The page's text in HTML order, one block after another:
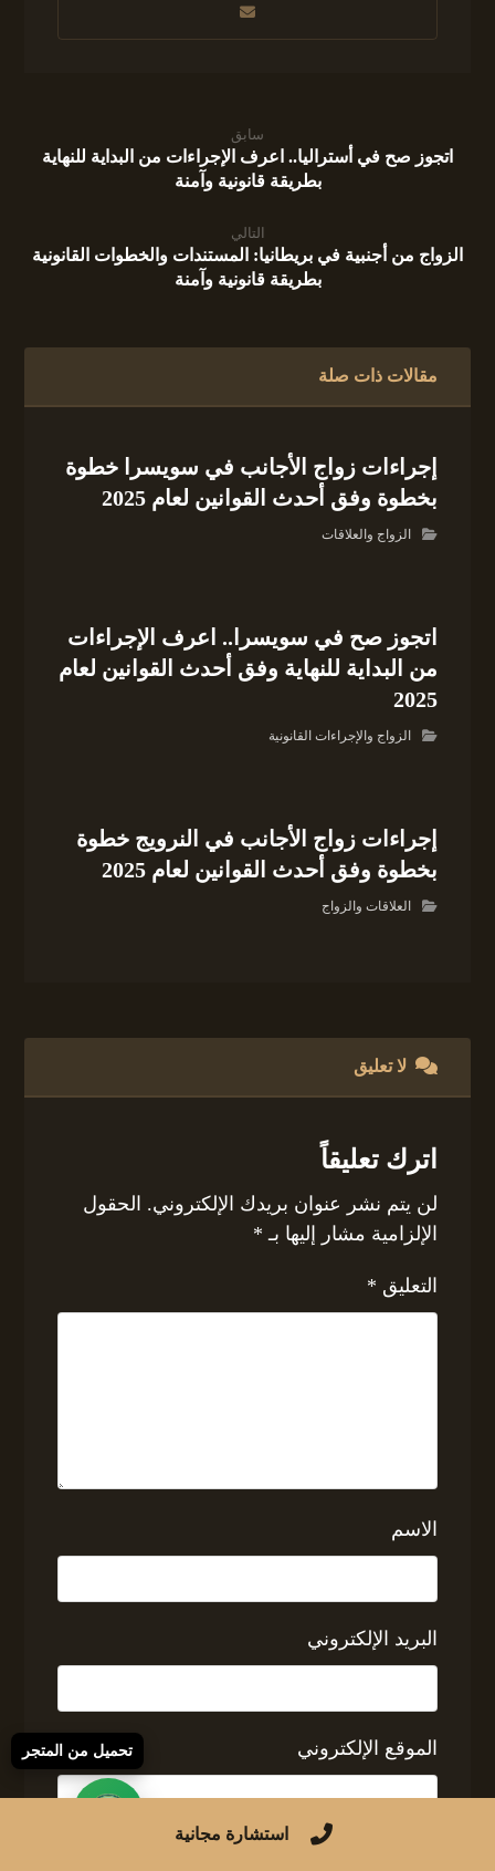
سابق
اتجوز صح في أستراليا.. اعرف الإجراءات من البداية للنهاية
بطريقة قانونية وآمنة
التالي
الزواج من أجنبية في بريطانيا: المستندات والخطوات القانونية
بطريقة قانونية وآمنة
مقالات ذات صلة
إجراءات زواج الأجانب في سويسرا خطوة
بخطوة وفق أحدث القوانين لعام 2025
الزواج والعلاقات
اتجوز صح في سويسرا.. اعرف الإجراءات
من البداية للنهاية وفق أحدث القوانين لعام
2025
الزواج والإجراءات القانونية
إجراءات زواج الأجانب في النرويج خطوة
بخطوة وفق أحدث القوانين لعام 2025
العلاقات والزواج
لا تعليق
اترك تعليقاً
لن يتم نشر عنوان بريدك الإلكتروني. الحقول
الإلزامية مشار إليها بـ *
التعليق *
الاسم
البريد الإلكتروني
الموقع الإلكتروني
استشارة مجانية
تحميل من المتجر